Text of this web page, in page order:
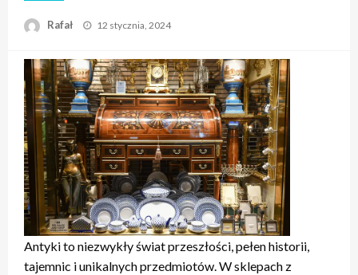
Rafał
Opublikowane
12 stycznia, 2024
Antyki to niezwykły świat przeszłości, pełen historii,
tajemnic i unikalnych przedmiotów. W sklepach z